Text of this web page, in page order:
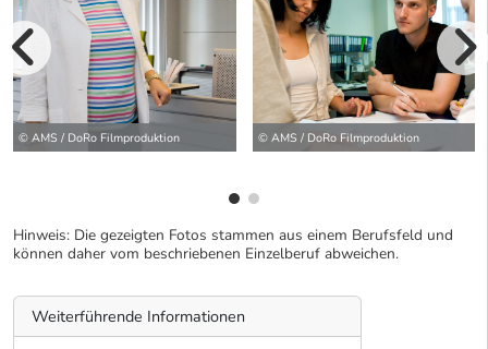
© AMS / DoRo Filmproduktion © AMS / DoRo Filmproduktion
Hinweis: Die gezeigten Fotos stammen aus einem Berufsfeld und
können daher vom beschriebenen Einzelberuf abweichen.
Weiterführende Informationen